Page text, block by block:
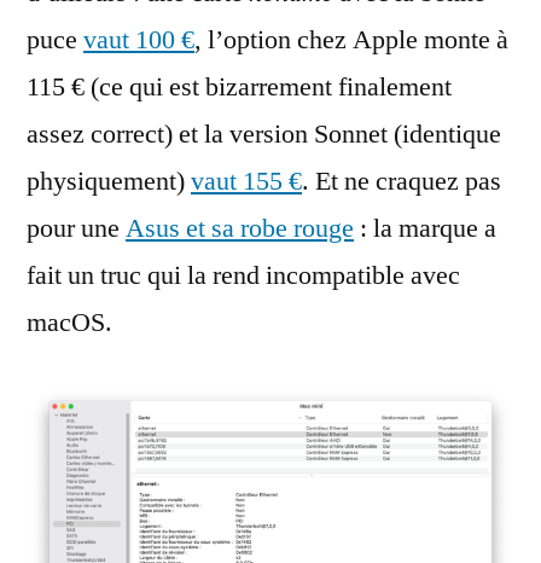
puce vaut 100 €, l’option chez Apple monte à
115 € (ce qui est bizarrement finalement
assez correct) et la version Sonnet (identique
physiquement)vaut 155 €. Et ne craquez pas
pour une Asus et sa robe rouge : la marque a
fait un truc qui la rend incompatible avec
macOS.